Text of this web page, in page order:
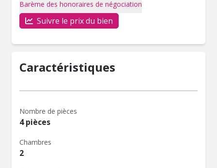
Barème des honoraires de négociation
Suivre le prix du bien
Caractéristiques
Nombre de pièces
4 pièces
Chambres
2